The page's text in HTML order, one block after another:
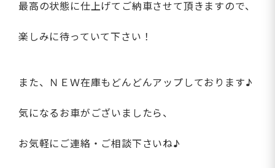
最高の状態に仕上げてご納車させて頂きますので、
楽しみに待っていて下さい！
また、ＮＥＷ在庫もどんどんアップしております♪
気になるお車がございましたら、
お気軽にご連絡・ご相談下さいね♪